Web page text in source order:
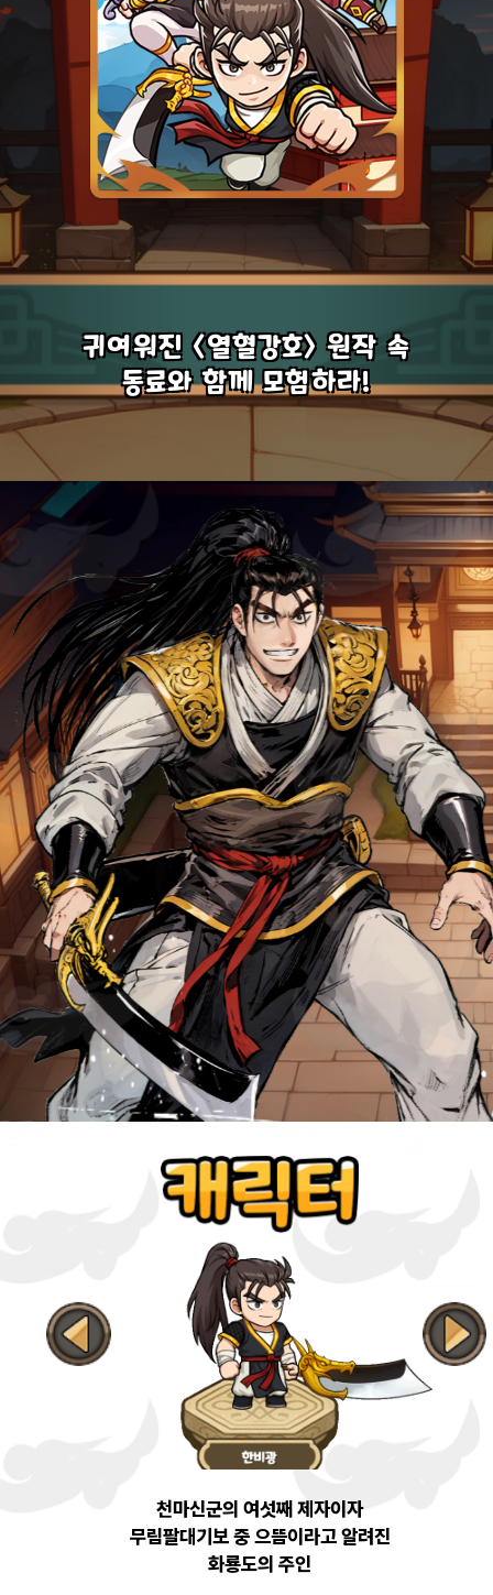
귀여워진 <열혈강호> 원작 속
동료와 함께 모험하라!
천마신군의 여섯째 제자이자
무림팔대기보 중 으뜸이라고 알려진
화룡도의 주인